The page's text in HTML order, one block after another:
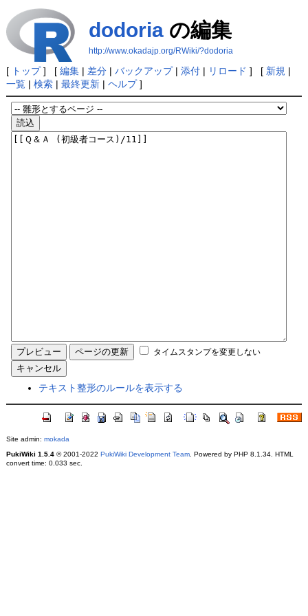
dodoriaの編集
http://www.okadajp.org/RWiki/?dodoria
[ トップ] [ 編集| 差分| バックアップ| 添付| リロード ] [ 新規 |
一覧| 検索| 最終更新| ヘルプ]
タイムスタンプを変更しない
テキスト整形のルールを表示する
Site admin: mokada
PukiWiki 1.5.4© 2001-2022 PukiWiki Development Team. Powered by PHP 8.1.34. HTML
convert time: 0.033 sec.